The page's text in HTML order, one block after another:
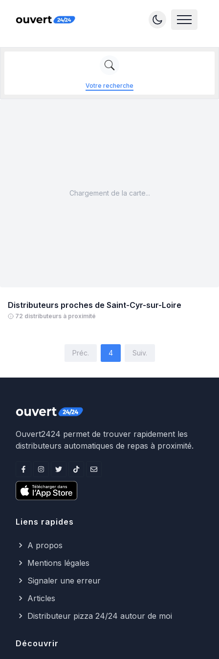
Votre recherche
Distributeurs proches de Saint-Cyr-sur-Loire
72 distributeurs à proximité
Préc. 4 Suiv.
Chargement de la carte...
Ouvert2424 permet de trouver rapidement les
distributeurs automatiques de repas à proximité.
Liens rapides
A propos
Mentions légales
Signaler une erreur
Articles
Distributeur pizza 24/24 autour de moi
Découvrir